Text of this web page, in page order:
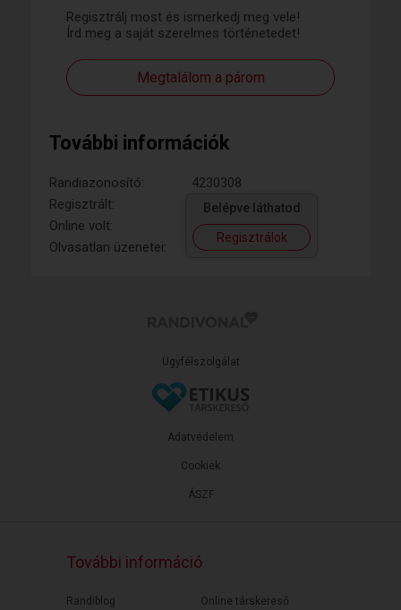
Regisztrálj most és ismerkedj meg vele!
Írd meg a saját szerelmes történetedet!
Megtalálom a párom
További információk
Randiazonosító:
4230308
Regisztrált:
Online volt:
Olvasatlan üzenetei:
Belépve láthatod
Regisztrálok
Ügyfélszolgálat
ÁSZF
Adatvédelem
Cookiek
További információ
Randiblog
Online társkereső